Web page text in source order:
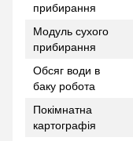
прибирання
Модуль сухого
прибирання
Обсяг води в
баку робота
Покімнатна
картографія